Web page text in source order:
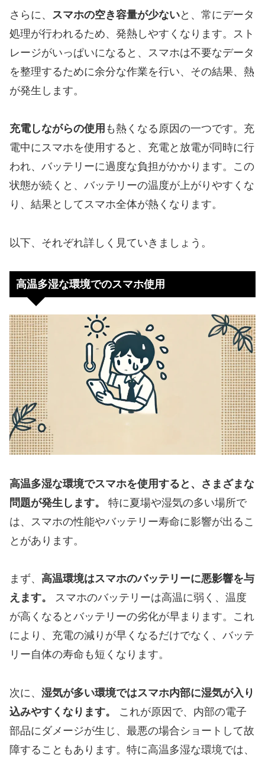
さらに、 スマホの空き容量が少ないと、常にデータ
処理が行われるため、発熱しやすくなります。スト
レージがいっぱいになると、スマホは不要なデータ
を整理するために余分な作業を行い、その結果、熱
が発生します。
充電しながらの使用 も熱くなる原因の一つです。充
電中にスマホを使用すると、充電と放電が同時に行
われ、バッテリーに過度な負担がかかります。この
状態が続くと、バッテリーの温度が上がりやすくな
り、結果としてスマホ全体が熱くなります。
以下、それぞれ詳しく見ていきましょう。
高温多湿な環境でのスマホ使用
高温多湿な環境でスマホを使用すると、さまざまな
問題が発生します。
特に夏場や湿気の多い場所で
は、スマホの性能やバッテリー寿命に影響が出るこ
とがあります。
まず、 高温環境はスマホのバッテリーに悪影響を与
えます。
スマホのバッテリーは高温に弱く、温度
が高くなるとバッテリーの劣化が早まります。これ
により、充電の減りが早くなるだけでなく、バッテ
リー自体の寿命も短くなります。
次に、 湿気が多い環境ではスマホ内部に湿気が入り
込みやすくなります。
これが原因で、内部の電子
部品にダメージが生じ、最悪の場合ショートして故
障することもあります。特に高温多湿な環境では、